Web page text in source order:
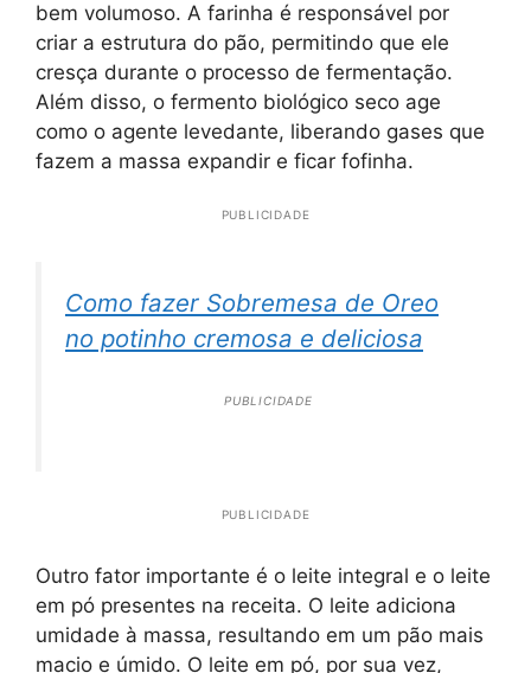
bem volumoso. A farinha é responsável por
criar a estrutura do pão, permitindo que ele
cresça durante o processo de fermentação.
Além disso, o fermento biológico seco age
como o agente levedante, liberando gases que
fazem a massa expandir e ficar fofinha.
PUBLICIDADE
Como fazer Sobremesa de Oreo
no potinho cremosa e deliciosa
PUBLICIDADE
PUBLICIDADE
Outro fator importante é o leite integral e o leite
em pó presentes na receita. O leite adiciona
umidade à massa, resultando em um pão mais
macio e úmido. O leite em pó, por sua vez,